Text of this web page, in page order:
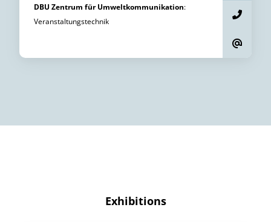
DBU Zentrum für Umweltkommunikation:
Veranstaltungstechnik
Exhibitions